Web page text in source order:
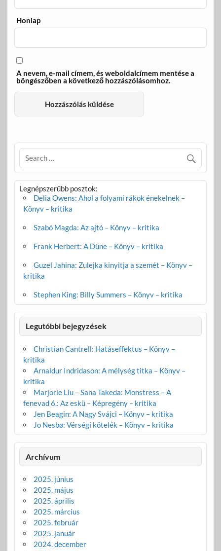
Honlap
A nevem, e-mail címem, és weboldalcímem mentése a
böngészőben a következő hozzászólásomhoz.
Legnépszerűbb posztok:
Delia Owens: Ahol a folyami rákok énekelnek –
Könyv – kritika
Szabó Magda: Az ajtó – Könyv – kritika
Frank Herbert: A Dűne – Könyv – kritika
Guzel Jahina: Zulejka kinyitja a szemét – Könyv –
kritika
Stephen King: Billy Summers – Könyv – kritika
Legutóbbi bejegyzések
Christian Cantrell: Hatáseffektus – Könyv –
kritika
Arnaldur Indridason: A mélység titka – Könyv –
kritika
Marjorie Liu – Sana Takeda: Monstress – A
fenevad 6.: Az eskü – Képregény – kritika
Jen Beagin: A Nagy Svájci – Könyv – kritika
Jo Nesbø: Vérségi kötelék – Könyv – kritika
Archívum
2025. június
2025. május
2025. április
2025. március
2025. február
2025. január
2024. december